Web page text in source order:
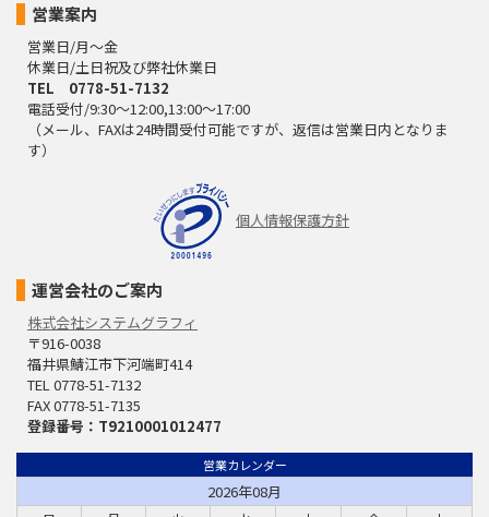
営業案内
営業日/月～金
休業日/土日祝及び弊社休業日
TEL 0778-51-7132
電話受付/9:30～12:00,13:00～17:00
（メール、FAXは24時間受付可能ですが、返信は営業日内となりま
す）
個人情報保護方針
運営会社のご案内
株式会社システムグラフィ
〒916-0038
福井県鯖江市下河端町414
TEL 0778-51-7132
FAX 0778-51-7135
登録番号：T9210001012477
営業カレンダー
2026年08月